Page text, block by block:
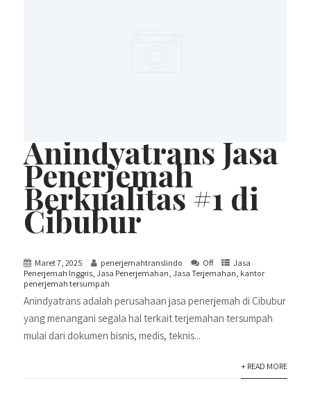
Anindyatrans Jasa
Penerjemah
Berkualitas #1 di
Cibubur
Maret 7, 2025 penerjemahtranslindo Off
Jasa
Penerjemah Inggris, Jasa Penerjemahan, Jasa Terjemahan, kantor
penerjemah tersumpah
Anindyatrans adalah perusahaan jasa penerjemah di Cibubur
yang menangani segala hal terkait terjemahan tersumpah
mulai dari dokumen bisnis, medis, teknis...
+ READ MORE